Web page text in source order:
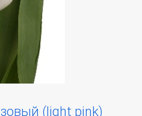
(light pink)